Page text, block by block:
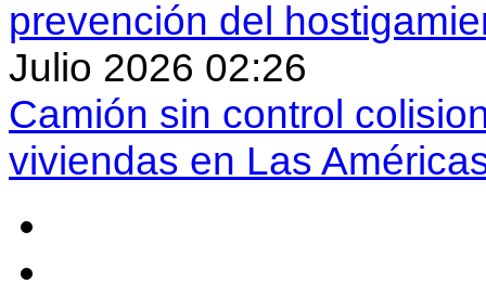
prevención del
Julio 2026 02:26
Camión sin control
viviendas en Las